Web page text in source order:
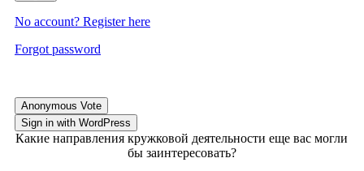
No account? Register here
Forgot password
Anonymous Vote
Sign in with WordPress
Какие направления кружковой деятельности еще вас могли
бы заинтересовать?